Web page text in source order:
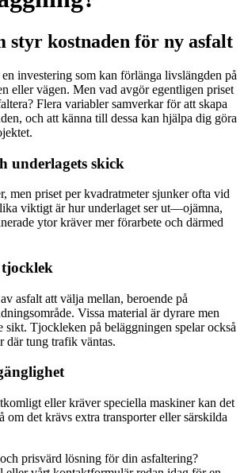
styr kostnaden för ny asfalt
investering som kan förlänga livslängden på
eller vägen. Men vad avgör egentligen priset
Flera variabler samverkar för att skapa
och att känna till dessa kan hjälpa dig göra
underlagets skick
men priset per kvadratmeter sjunker ofta vid
viktigt är hur underlaget ser ut—ojämna,
ytor kräver mer förarbete och därmed
asfalt att välja mellan, beroende på
Vissa material är dyrare men
sikt. Tjockleken på beläggningen spelar också
där tung trafik väntas.
eller kräver speciella maskiner kan det
om det krävs extra transporter eller särskilda
prisvärd lösning för din asfaltering?